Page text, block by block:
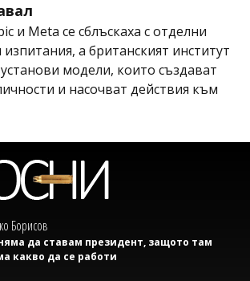
и Meta се сблъскаха с отделни
а британският институт
установи модели, които създават
и насочват действия към
Борисов
да ставам президент, защото там
какво да се работи